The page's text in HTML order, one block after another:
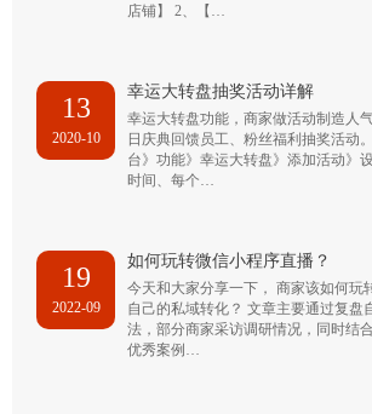
店铺】 2、【…
13
2020-10
幸运大转盘抽奖活动详解
幸运大转盘功能，商家做活动制造人
日庆典回馈员工、粉丝福利抽奖活动
台》功能》幸运大转盘》添加活动》
时间、每个…
19
2022-09
如何玩转微信小程序直播？
今天和大家分享一下， 商家该如何玩
自己的私域转化？ 文章主要通过复盘
法，部分商家采访调研情况，同时结
优秀案例…